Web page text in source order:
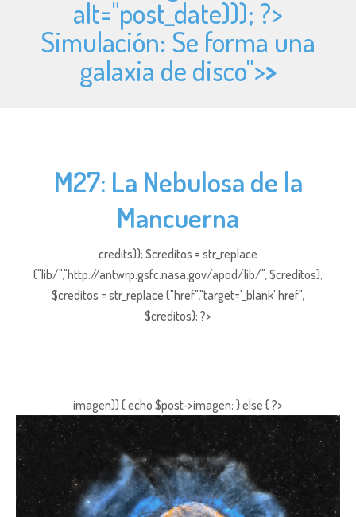
alt="post_date))); ?>
Simulación: Se forma una
galaxia de disco">>
M27: La Nebulosa de la
Mancuerna
credits)); $creditos = str_replace
("lib/","http://antwrp.gsfc.nasa.gov/apod/lib/", $creditos);
$creditos = str_replace ("href","target='_blank' href",
$creditos); ?>
imagen)) { echo $post->imagen; } else { ?>